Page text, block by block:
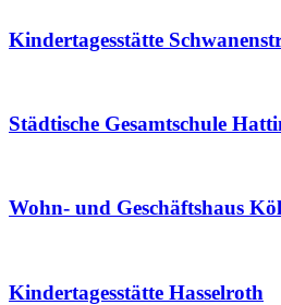
Kindertagesstätte
Städtische Gesamtschule
Wohn- und Geschäftshaus
Kindertagesstätte Hasselroth